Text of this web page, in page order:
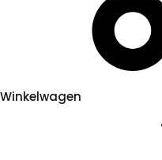
Winkelwagen